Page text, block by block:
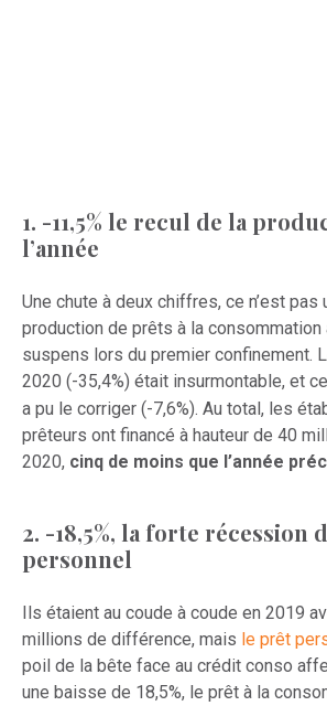
1. -11,5% le recul de la
l’année
Une chute à deux chiffres, ce n’est pas
production de prêts à la
suspens lors du premier confinement.
2020 (-35,4%) était insurmontable, et
a pu le corriger (-7,6%). Au total, les
prêteurs ont financé à hauteur de 40
2020, cinq de moins que l’année
2. -18,5%, la forte récession
personnel
Ils étaient au coude à coude en 2019
millions de différence, mais le prêt
poil de la bête face au crédit conso
une baisse de 18,5%, le prêt à la